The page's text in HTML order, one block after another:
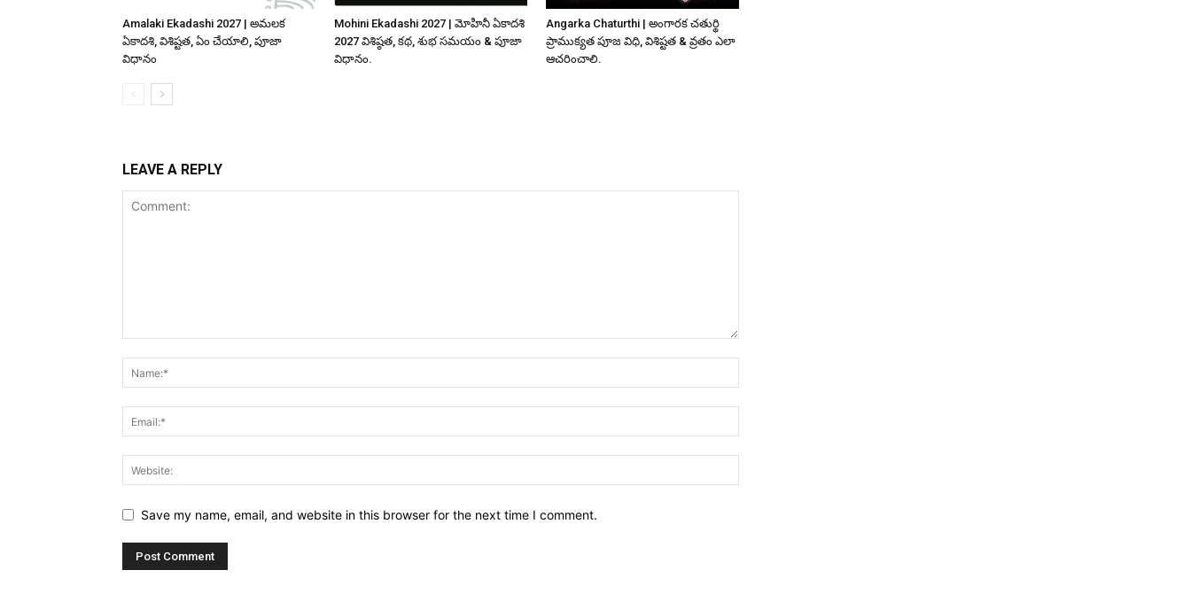
Amalaki Ekadashi 2027 | అమలక
ఏకాదశి, విశిష్టత, ఏం చేయాలి, పూజా
విధానం
Mohini Ekadashi 2027 | మోహినీ ఏకాదశి
2027 విశిష్ఠత, కథ, శుభ సమయం & పూజా
విధానం.
Angarka Chaturthi | అంగారక చతుర్థి
ప్రాముక్యత పూజ విధి, విశిష్టత & వ్రతం ఎలా
ఆచరించాలి.
LEAVE A REPLY
Save my name, email, and website in this browser for the next time I comment.